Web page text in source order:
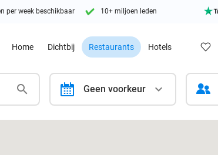
per week beschikbaar 10+ miljoen leden
Home Dichtbij Restaurants Hotels
calendar Geen voorkeur